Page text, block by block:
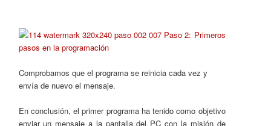
Comprobamos que el programa se reinicia cada vez y
envía de nuevo el mensaje.
En conclusión, el primer programa ha tenido como objetivo
enviar un mensaje a la pantalla del PC con la misión de